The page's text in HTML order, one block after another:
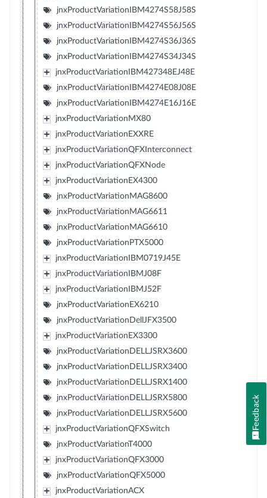
jnxProductVariationIBM4274S58J58S
jnxProductVariationIBM4274S56J56S
jnxProductVariationIBM4274S36J36S
jnxProductVariationIBM4274S34J34S
jnxProductVariationIBM427348EJ48E
jnxProductVariationIBM4274E08J08E
jnxProductVariationIBM4274E16J16E
jnxProductVariationMX80
jnxProductVariationEXXRE
jnxProductVariationQFXInterconnect
jnxProductVariationQFXNode
jnxProductVariationEX4300
jnxProductVariationMAG8600
jnxProductVariationMAG6611
jnxProductVariationMAG6610
jnxProductVariationPTX5000
jnxProductVariationIBM0719J45E
jnxProductVariationIBMJ08F
jnxProductVariationIBMJ52F
jnxProductVariationEX6210
jnxProductVariationDellJFX3500
jnxProductVariationEX3300
jnxProductVariationDELLJSRX3600
jnxProductVariationDELLJSRX3400
jnxProductVariationDELLJSRX1400
jnxProductVariationDELLJSRX5800
jnxProductVariationDELLJSRX5600
jnxProductVariationQFXSwitch
jnxProductVariationT4000
jnxProductVariationQFX3000
jnxProductVariationQFX5000
jnxProductVariationACX
Feedback